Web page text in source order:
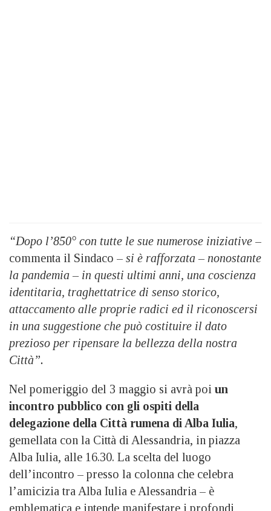
“Dopo l’850° con tutte le sue numerose iniziative –
commenta il Sindaco – si è rafforzata – nonostante
la pandemia – in questi ultimi anni, una coscienza
identitaria, traghettatrice di senso storico,
attaccamento alle proprie radici ed il riconoscersi
in una suggestione che può costituire il dato
prezioso per ripensare la bellezza della nostra
Città”.
Nel pomeriggio del 3 maggio si avrà poi un
incontro pubblico con gli ospiti della
delegazione della Città rumena di Alba Iulia,
gemellata con la Città di Alessandria, in piazza
Alba Iulia, alle 16.30. La scelta del luogo
dell’incontro – presso la colonna che celebra
l’amicizia tra Alba Iulia e Alessandria – è
emblematica e intende manifestare i profondi